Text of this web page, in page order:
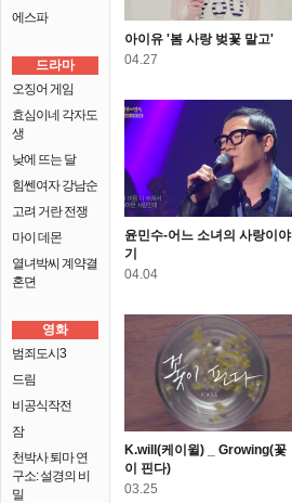
에스파
드라마
오징어 게임
효심이네 각자도
생
낮에 뜨는 달
힘쎈여자 강남순
고려 거란 전쟁
마이 데몬
열녀박씨 계약결
혼뎐
영화
범죄도시3
드림
비공식작전
잠
천박사 퇴마 연
구소: 설경의 비
밀
아이유 '봄 사랑 벚꽃 말고'
04.27
윤민수-어느 소녀의 사랑이야
기
04.04
K.will(케이윌) _ Growing(꽃
이 핀다)
03.25